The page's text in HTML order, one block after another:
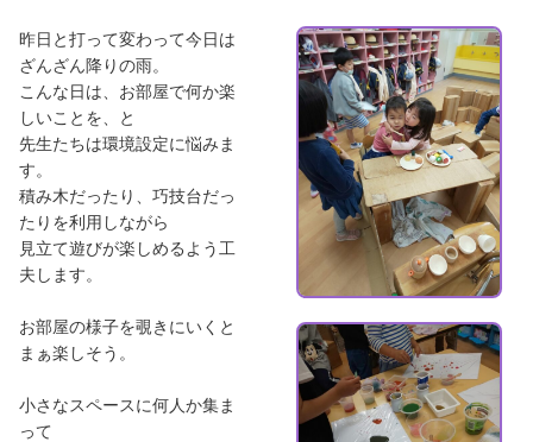
昨日と打って変わって今日は
ざんざん降りの雨。
こんな日は、お部屋で何か楽
しいことを、と
先生たちは環境設定に悩みま
す。
積み木だったり、巧技台だっ
たりを利用しながら
見立て遊びが楽しめるよう工
夫します。
お部屋の様子を覗きにいくと
まぁ楽しそう。
小さなスペースに何人か集ま
って